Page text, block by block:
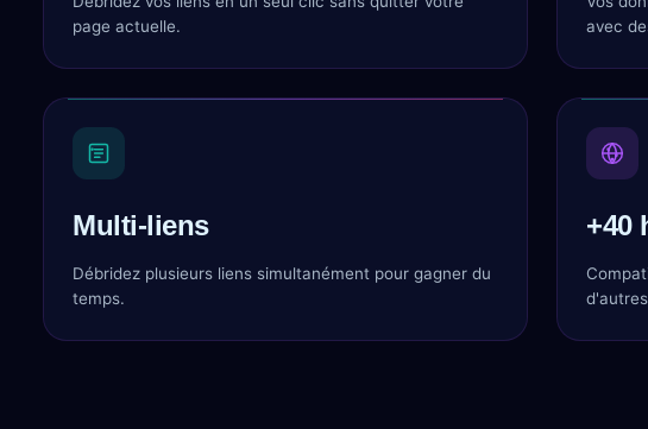
page actuelle.
avec
Multi-liens
Débridez plusieurs liens simultanément pour gagner du
temps.
+40